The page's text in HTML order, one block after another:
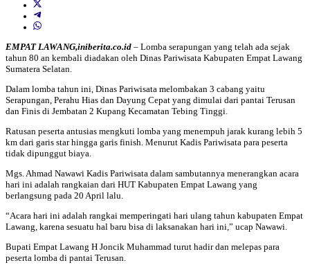
EMPAT LAWANG,iniberita.co.id – Lomba serapungan yang telah ada sejak
tahun 80 an kembali diadakan oleh Dinas Pariwisata Kabupaten Empat Lawang
Sumatera Selatan.
Dalam lomba tahun ini, Dinas Pariwisata melombakan 3 cabang yaitu
Serapungan, Perahu Hias dan Dayung Cepat yang dimulai dari pantai Terusan
dan Finis di Jembatan 2 Kupang Kecamatan Tebing Tinggi.
Ratusan peserta antusias mengkuti lomba yang menempuh jarak kurang lebih 5
km dari garis star hingga garis finish. Menurut Kadis Pariwisata para peserta
tidak dipunggut biaya.
Mgs. Ahmad Nawawi Kadis Pariwisata dalam sambutannya menerangkan acara
hari ini adalah rangkaian dari HUT Kabupaten Empat Lawang yang
berlangsung pada 20 April lalu.
“Acara hari ini adalah rangkai memperingati hari ulang tahun kabupaten Empat
Lawang, karena sesuatu hal baru bisa di laksanakan hari ini,” ucap Nawawi.
Bupati Empat Lawang H Joncik Muhammad turut hadir dan melepas para
peserta lomba di pantai Terusan.